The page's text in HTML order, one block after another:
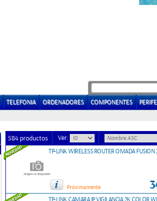
TELEFONIA ORDENADORES COMPONENTES
584 productos Ver:
TP-LINK WIRELESS ROUTER OMADA FUSION
Próximamente